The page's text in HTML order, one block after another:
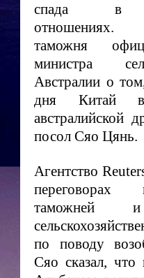
спада в
отношениях.
таможня
министра
Австралии о
дня Китай
австралийской
посол Сяо Цянь.
Агентство
переговорах
таможней и
по поводу
Сяо сказал, что